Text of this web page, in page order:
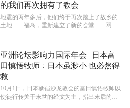
的我们再次拥有了教会
地震的两年多后，他们终于再次踏上了故乡的
土地——福岛，重新建立了新的会堂——羽翼
亚洲论坛影响力国际年会 | 日本富
田慎悟牧师：日本虽渺小 也必然得
救
10月1日，日本新宿沙龙教会的富田慎悟牧师以
使徒行传关于末世的经文为主，指出末后的时